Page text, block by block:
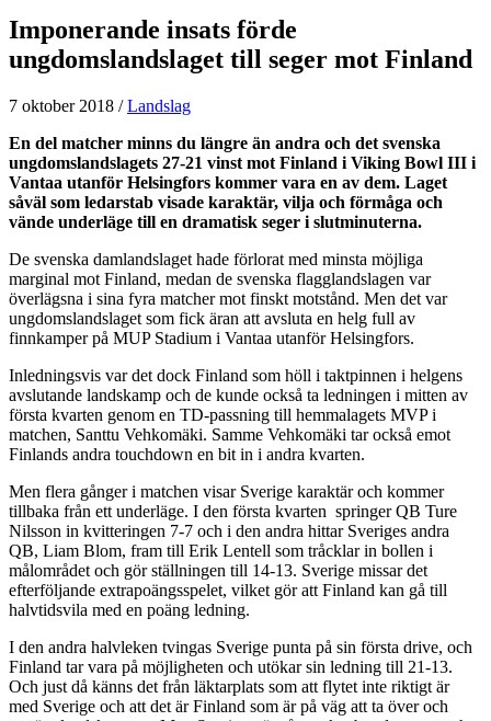
Imponerande insats förde
ungdomslandslaget till seger mot Finland
7 oktober 2018 /Landslag
En del matcher minns du längre än andra och det svenska
ungdomslandslagets 27-21 vinst mot Finland i Viking Bowl III i
Vantaa utanför Helsingfors kommer vara en av dem. Laget
såväl som ledarstab visade karaktär, vilja och förmåga och
vände underläge till en dramatisk seger i slutminuterna.
De svenska damlandslaget hade förlorat med minsta möjliga
marginal mot Finland, medan de svenska flagglandslagen var
överlägsna i sina fyra matcher mot finskt motstånd. Men det var
ungdomslandslaget som fick äran att avsluta en helg full av
finnkamper på MUP Stadium i Vantaa utanför Helsingfors.
Inledningsvis var det dock Finland som höll i taktpinnen i helgens
avslutande landskamp och de kunde också ta ledningen i mitten av
första kvarten genom en TD-passning till hemmalagets MVP i
matchen, Santtu Vehkomäki. Samme Vehkomäki tar också emot
Finlands andra touchdown en bit in i andra kvarten.
Men flera gånger i matchen visar Sverige karaktär och kommer
tillbaka från ett underläge. I den första kvarten springer QB Ture
Nilsson in kvitteringen 7-7 och i den andra hittar Sveriges andra
QB, Liam Blom, fram till Erik Lentell som tråcklar in bollen i
målområdet och gör ställningen till 14-13. Sverige missar det
efterföljande extrapoängsspelet, vilket gör att Finland kan gå till
halvtidsvila med en poäng ledning.
I den andra halvleken tvingas Sverige punta på sin första drive, och
Finland tar vara på möjligheten och utökar sin ledning till 21-13.
Och just då känns det från läktarplats som att flytet inte riktigt är
med Sverige och att det är Finland som är på väg att ta över och